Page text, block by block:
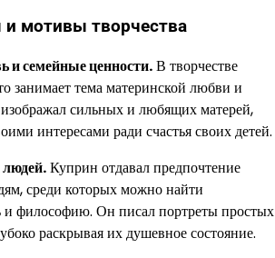
мотивы творчества
и семейные ценности.В творчестве
занимает тема материнской любви и
сильных и любящих матерей,
интересами ради счастья своих детей.
Куприн отдавал предпочтение
среди которых можно найти
философию. Он писал портреты простых
раскрывая их душевное состояние.